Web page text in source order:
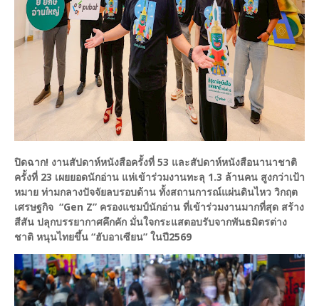
ปิดฉาก! งานสัปดาห์หนังสือครั้งที่ 53 และสัปดาห์หนังสือนานาชาติ
ครั้งที่ 23 เผยยอดนักอ่าน แห่เข้าร่วมงานทะลุ 1.3 ล้านคน สูงกว่าเป้า
หมาย ท่ามกลางปัจจัยลบรอบด้าน ทั้งสถานการณ์แผ่นดินไหว วิกฤต
เศรษฐกิจ “Gen Z” ครองแชมป์นักอ่าน ที่เข้าร่วมงานมากที่สุด สร้าง
สีสัน ปลุกบรรยากาศคึกคัก มั่นใจกระแสตอบรับจากพันธมิตรต่าง
ชาติ หนุนไทยขึ้น “ฮับอาเซียน” ในปี2569